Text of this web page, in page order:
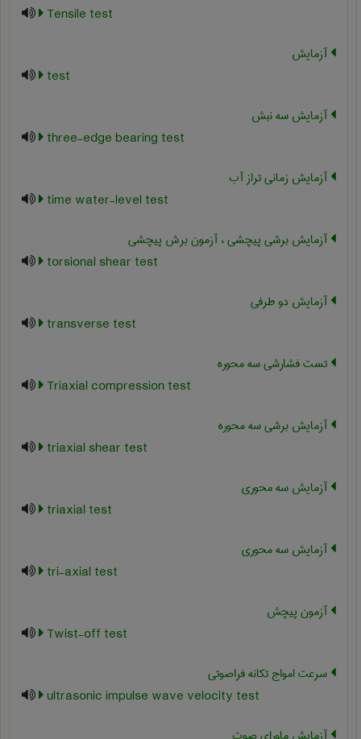
Tensile test
آزمایش
test
آزمایش سه نبش
three-edge bearing test
آزمایش زمانی تراز آب
time water-level test
آزمایش برشی پیچشی ، آزمون برش پیچشی
torsional shear test
آزمایش دو طرفی
transverse test
تست فشارشي سه محوره
Triaxial compression test
آزمایش برشی سه محوره
triaxial shear test
آزمایش سه محوری
triaxial test
آزمایش سه محوری
tri-axial test
آزمون پیچش
Twist-off test
سرعت امواج تکانه فراصوتی
ultrasonic impulse wave velocity test